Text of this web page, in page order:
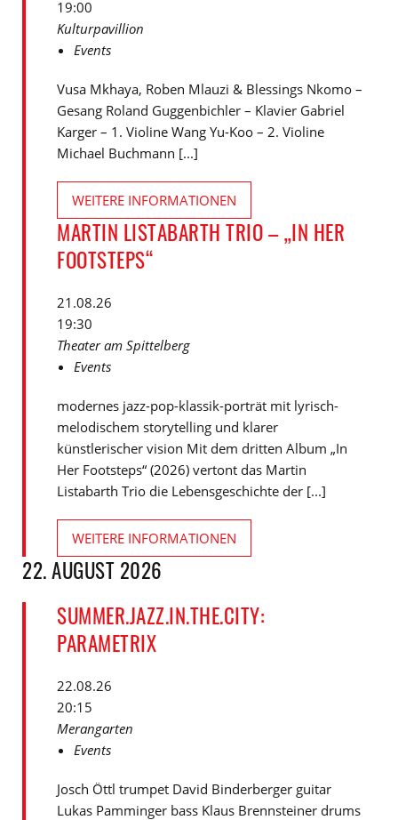
19:00
Kulturpavillion
Events
Vusa Mkhaya, Roben Mlauzi & Blessings Nkomo –
Gesang Roland Guggenbichler – Klavier Gabriel
Karger – 1. Violine Wang Yu-Koo – 2. Violine
Michael Buchmann [...]
WEITERE INFORMATIONEN
MARTIN LISTABARTH TRIO – „IN HER
FOOTSTEPS“
21.08.26
19:30
Theater am Spittelberg
Events
modernes jazz-pop-klassik-porträt mit lyrisch-
melodischem storytelling und klarer
künstlerischer vision Mit dem dritten Album „In
Her Footsteps“ (2026) vertont das Martin
Listabarth Trio die Lebensgeschichte der [...]
WEITERE INFORMATIONEN
22. AUGUST 2026
SUMMER.JAZZ.IN.THE.CITY:
PARAMETRIX
22.08.26
20:15
Merangarten
Events
Josch Öttl trumpet David Binderberger guitar
Lukas Pamminger bass Klaus Brennsteiner drums